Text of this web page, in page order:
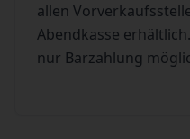
allen
Abendkasse
nur Barzahlung